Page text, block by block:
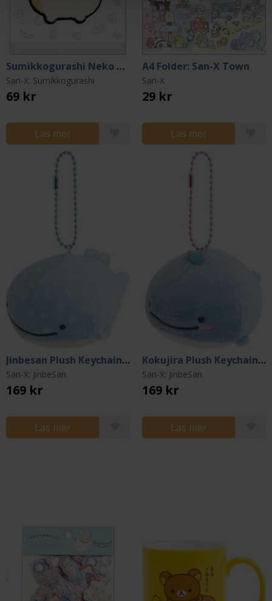
Sumikkogurashi Neko Patch
San-X: Sumikkogurashi
69 kr
Läs mer
A4 Folder: San-X Town
San-X
29 kr
Läs mer
Jinbesan Plush Keychain: Donut Island
San-X: JinbeSan
169 kr
Läs mer
Kokujira Plush Keychain: Donut Island
San-X: JinbeSan
169 kr
Läs mer